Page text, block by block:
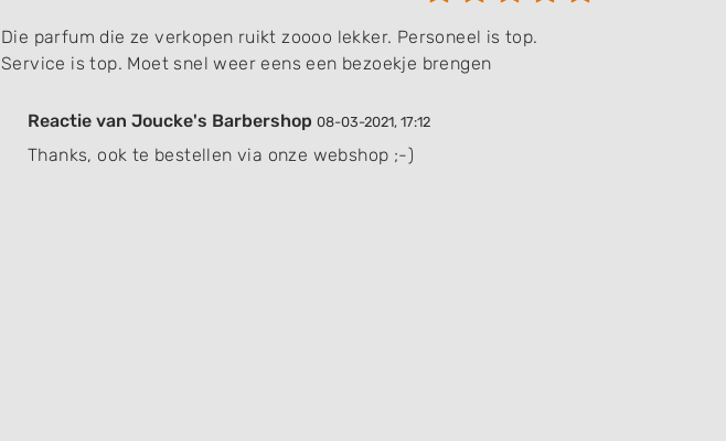
Die parfum die ze verkopen ruikt zoooo lekker. Personeel is top.
Service is top. Moet snel weer eens een bezoekje brengen
Reactie van Joucke's Barbershop 08-03-2021, 17:12
Thanks, ook te bestellen via onze webshop ;-)